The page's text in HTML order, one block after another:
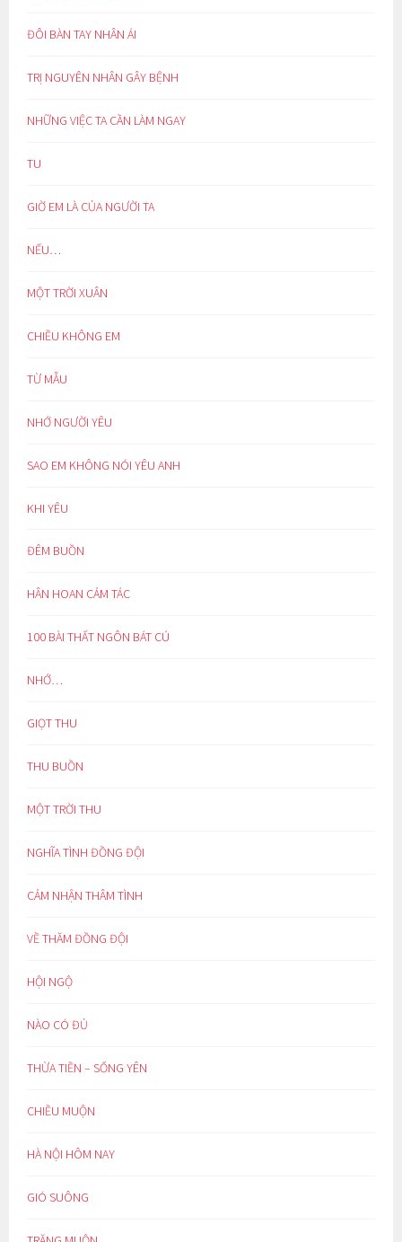
ĐÔI BÀN TAY NHÂN ÁI
TRỊ NGUYÊN NHÂN GÂY BỆNH
NHỮNG VIỆC TA CẦN LÀM NGAY
TU
GIỜ EM LÀ CỦA NGƯỜI TA
NẾU…
MỘT TRỜI XUÂN
CHIỀU KHÔNG EM
TỪ MẪU
NHỚ NGƯỜI YÊU
SAO EM KHÔNG NÓI YÊU ANH
KHI YÊU
ĐÊM BUỒN
HÂN HOAN CẢM TÁC
100 BÀI THẤT NGÔN BÁT CÚ
NHỚ…
GIỌT THU
THU BUỒN
MỘT TRỜI THU
NGHĨA TÌNH ĐỒNG ĐỘI
CẢM NHẬN THÂM TÌNH
VỀ THĂM ĐỒNG ĐỘI
HỘI NGỘ
NÀO CÓ ĐỦ
THỪA TIỀN – SỐNG YÊN
CHIỀU MUỘN
HÀ NỘI HÔM NAY
GIÓ SUÔNG